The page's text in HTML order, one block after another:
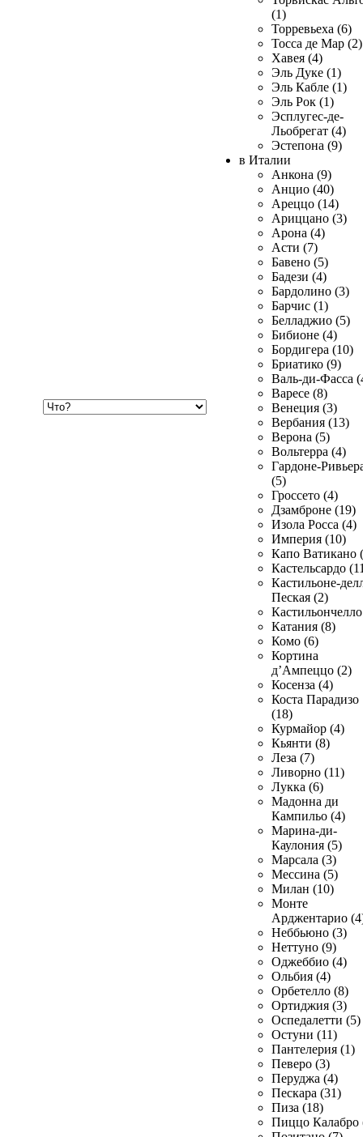
(1)
Торревьеха (6)
Тосса де Мар (2)
Хавея (4)
Эль Дуке (1)
Эль Кабле (1)
Эль Рок (1)
Эсплугес-де-
Льобрегат (4)
Эстепона (9)
в Италии
Анкона (9)
Анцио (40)
Ареццо (14)
Ариццано (3)
Арона (4)
Асти (7)
Бавено (5)
Бадези (4)
Бардолино (3)
Барчис (1)
Белладжио (5)
Бибионе (4)
Бордигера (10)
Бриатико (9)
Валь-ди-Фасса
Варесе (8)
Венеция (3)
Вербания (13)
Верона (5)
Вольтерра (4)
Гардоне-
(5)
Гроссето (4)
Дзамброне (19)
Изола Росса (4)
Империя (10)
Капо Ватикано
Кастельсардо
Кастильоне-
Пеская (2)
Катания (8)
Комо (6)
Кортина
д’Ампеццо (2)
Косенза (4)
Коста Парадизо
(18)
Курмайор (4)
Кьянти (8)
Леза (7)
Ливорно (11)
Лукка (6)
Мадонна ди
Кампильо (4)
Марина-ди-
Каулония (5)
Марсала (3)
Мессина (5)
Милан (10)
Монте
Арджентарио
Неббьюно (3)
Неттуно (9)
Оджеббио (4)
Ольбия (4)
Орбетелло (8)
Ортиджия (3)
Оспедалетти (5)
Остуни (11)
Пантелерия (1)
Певеро (3)
Перуджа (4)
Пескара (31)
Пиза (18)
Пиццо Калабро